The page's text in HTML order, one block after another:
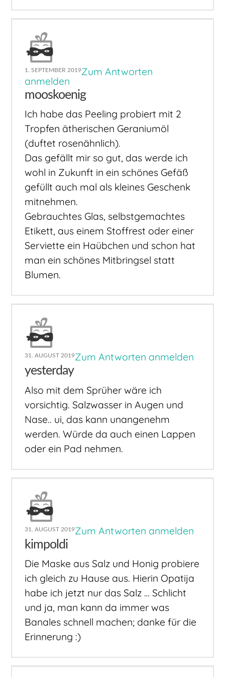
1. SEPTEMBER 2019Zum Antworten
anmelden
mooskoenig
Ich habe das Peeling probiert mit 2
Tropfen ätherischen Geraniumöl
(duftet rosenähnlich).
Das gefällt mir so gut, das werde ich
wohl in Zukunft in ein schönes Gefäß
gefüllt auch mal als kleines Geschenk
mitnehmen.
Gebrauchtes Glas, selbstgemachtes
Etikett, aus einem Stoffrest oder einer
Serviette ein Haübchen und schon hat
man ein schönes Mitbringsel statt
Blumen.
31. AUGUST 2019Zum Antworten anmelden
yesterday
Also mit dem Sprüher wäre ich
vorsichtig. Salzwasser in Augen und
Nase.. ui, das kann unangenehm
werden. Würde da auch einen Lappen
oder ein Pad nehmen.
31. AUGUST 2019Zum Antworten anmelden
kimpoldi
Die Maske aus Salz und Honig probiere
ich gleich zu Hause aus. Hierin Opatija
habe ich jetzt nur das Salz … Schlicht
und ja, man kann da immer was
Banales schnell machen; danke für die
Erinnerung :)